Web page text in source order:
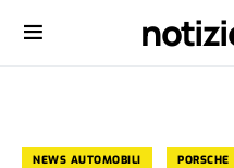
NEWS AUTOMOBILI PORSCHE